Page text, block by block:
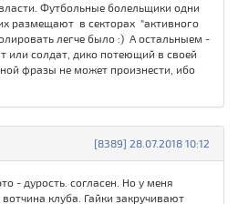
Футбольные болельщики одни
размещают в секторах "активного
легче было :) А остальныем -
или солдат, дико потеющий в своей
фразы не может произнести, ибо
[8389] 28.07.2018 10:12
- дурость. согласен. Но у меня
клуба. Гайки закручивают